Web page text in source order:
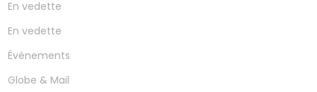
En vedette
En vedette
Événements
Globe & Mail